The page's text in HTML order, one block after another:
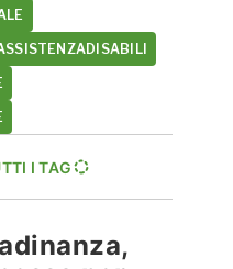
I TAG